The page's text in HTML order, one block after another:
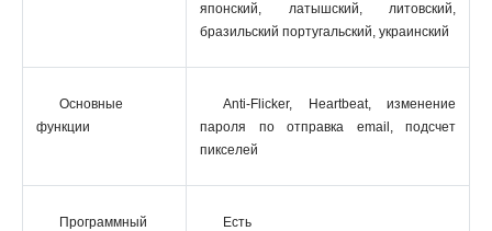
японский, латышский, литовский,
бразильский португальский, украинский
Основные
функции
Anti-Flicker, Heartbeat, изменение
пароля по отправка email, подсчет
пикселей
Программный
Есть